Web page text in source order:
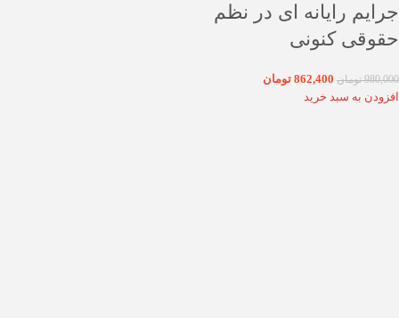
جرایم رایانه ای در نظم
حقوقی کنونی
980,000 تومان 862,400 تومان
افزودن به سبد خرید